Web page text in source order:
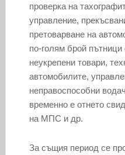
проверка на
управление,
претоварване на
по-голям брой
неукрепени товари,
автомобилите,
неправоспособни
временно е отнето
на МПС и др.
За същия период се